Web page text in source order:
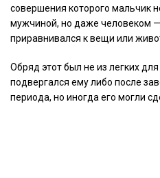
совершения которого мальчик
мужчиной, но даже человеком
приравнивался к вещи или
Обряд этот был не из легких
подвергался ему либо после
периода, но иногда его могли